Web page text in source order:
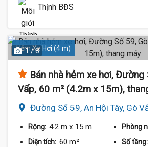
Thịnh BĐS
Hẻm Xe Hơi (4 m)
1 / 8
Bán nhà hẻm xe hơi, Đường
Vấp, 60 m² (4.2m x 15m),
Đường Số 59, An Hội Tây, Gò
Rộng: 4.2 m x 15 m Phòng
Diện tích: 60 m² Số tầng: